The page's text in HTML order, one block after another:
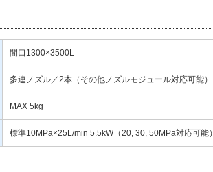
間口1300×3500L
多連ノズル／2本（その他ノズルモジュール対応可能）
MAX 5kg
標準10MPa×25L/min 5.5kW（20, 30, 50MPa対応可能）